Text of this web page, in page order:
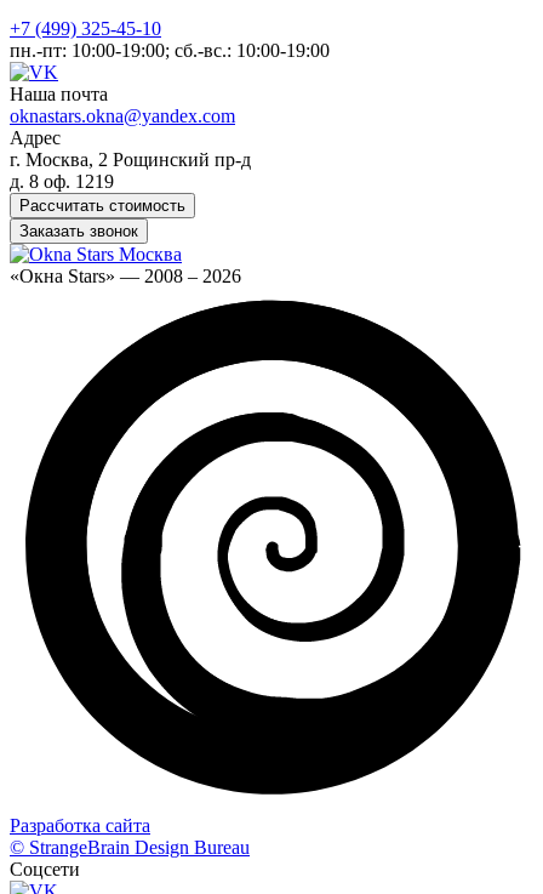
+7 (499) 325-45-10
пн.-пт: 10:00-19:00; сб.-вс.: 10:00-19:00
Наша почта
oknastars.okna@yandex.com
Адрес
г. Москва, 2 Рощинский пр-д
д. 8 оф. 1219
Рассчитать стоимость
Заказать звонок
«Окна Stars» — 2008 – 2026
Разработка сайта
© StrangeBrain Design Bureau
Соцсети